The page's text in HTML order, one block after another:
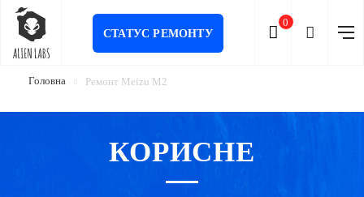
Головна Ремонт Meizu M2
КОРИСНЕ
СТАТУС РЕМОНТУ
0